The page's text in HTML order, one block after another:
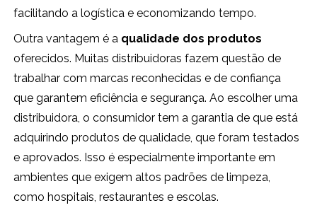
facilitando a logística e economizando tempo.
Outra vantagem é a qualidade dos produtos
oferecidos. Muitas distribuidoras fazem questão de
trabalhar com marcas reconhecidas e de confiança
que garantem eficiência e segurança. Ao escolher uma
distribuidora, o consumidor tem a garantia de que está
adquirindo produtos de qualidade, que foram testados
e aprovados. Isso é especialmente importante em
ambientes que exigem altos padrões de limpeza,
como hospitais, restaurantes e escolas.